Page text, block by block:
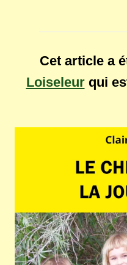
Cet article a
Loiseleurqui